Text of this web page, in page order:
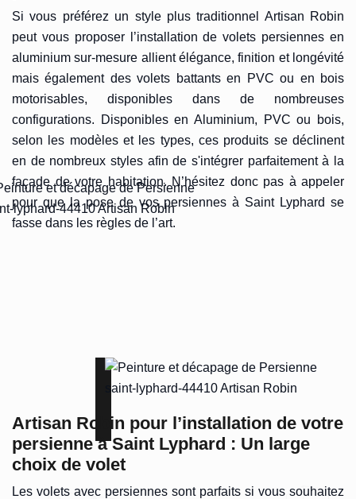
Si vous préférez un style plus traditionnel Artisan Robin
peut vous proposer l’installation de volets persiennes en
aluminium sur-mesure allient élégance, finition et longévité
mais également des volets battants en PVC ou en bois
motorisables, disponibles dans de nombreuses
configurations. Disponibles en Aluminium, PVC ou bois,
selon les modèles et les types, ces produits se déclinent
en de nombreux styles afin de s'intégrer parfaitement à la
façade de votre habitation. N’hésitez donc pas à appeler
pour que la pose de vos persiennes à Saint Lyphard se
fasse dans les règles de l’art.
Artisan Robin pour l’installation de votre
persienne à Saint Lyphard : Un large
choix de volet
Les volets avec persiennes sont parfaits si vous souhaitez